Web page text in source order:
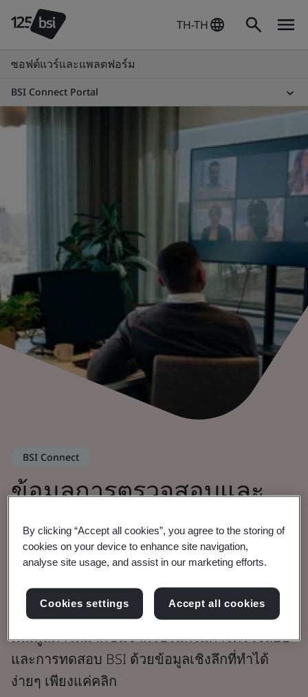
TH-TH
ซอฟต์แวร์และแพลตฟอร์ม
BSI Connect Portal
BSI Connect
ข้อมูลการตรวจสอบและ
การทดสอบ BSI ทั้งหมด
รวมอยู่ในที่เดียวด้วย
Connect Portal
เพิ่มมูลค่าให้มากขึ้นจากโปรแกรมการตรวจสอบ
และการทดสอบ BSI ด้วยข้อมูลเชิงลึกที่ทำได้
ง่ายๆ เพียงแค่คลิก
By clicking “Accept all cookies”, you agree to the storing of
cookies on your device to enhance site navigation,
analyse site usage, and assist in our marketing efforts.
Cookies settings Accept all cookies